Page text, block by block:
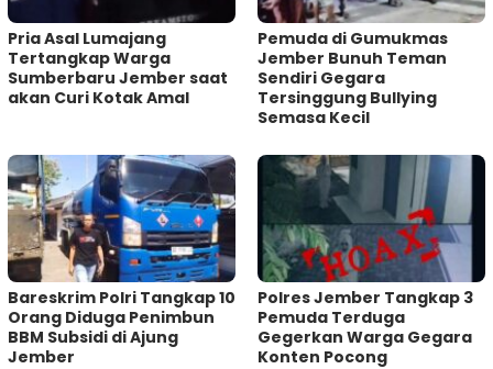
Pria Asal Lumajang
Tertangkap Warga
Sumberbaru Jember saat
akan Curi Kotak Amal
Pemuda di Gumukmas
Jember Bunuh Teman
Sendiri Gegara
Tersinggung Bullying
Semasa Kecil
Bareskrim Polri Tangkap 10
Orang Diduga Penimbun
BBM Subsidi di Ajung
Jember
Polres Jember Tangkap 3
Pemuda Terduga
Gegerkan Warga Gegara
Konten Pocong